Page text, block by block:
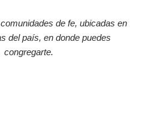
de fe, ubicadas en
del país, en donde puedes
congregarte.